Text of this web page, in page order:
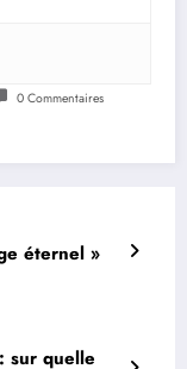
0 Commentaires
éternel »
sur quelle